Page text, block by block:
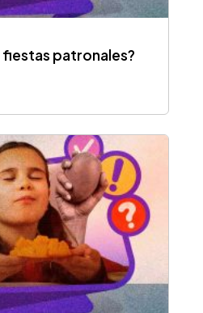
fiestas patronales?